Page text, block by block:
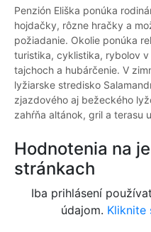
Penzión Eliška ponúka
hojdačky, rôzne hračky a
požiadanie. Okolie ponúka
turistika, cyklistika, rybolov
tajchoch a hubárčenie. V
lyžiarske stredisko
zjazdového aj bežeckého
zahŕňa altánok, gril a terasu
Hodnotenia na
stránkach
Iba prihlásení
údajom. Kliknite